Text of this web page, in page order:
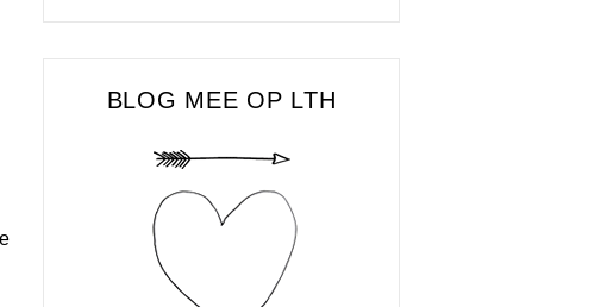
BLOG MEE OP LTH